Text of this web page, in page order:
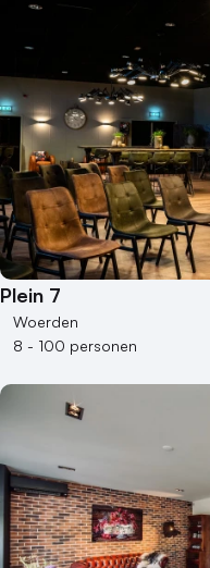
Plein 7
Woerden
8 - 100 personen